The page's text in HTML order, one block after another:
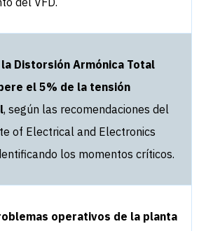
Distorsión Armónica Total
el 5% de la tensión
, según las recomendaciones del
of Electrical and Electronics
los momentos críticos.
operativos de la planta